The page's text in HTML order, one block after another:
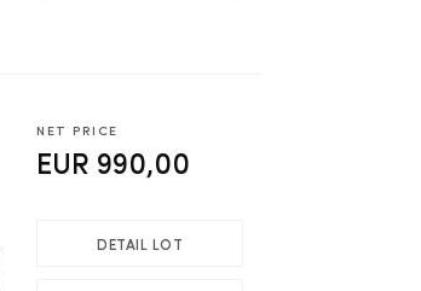
NET PRICE
EUR 990,00
DETAIL LOT